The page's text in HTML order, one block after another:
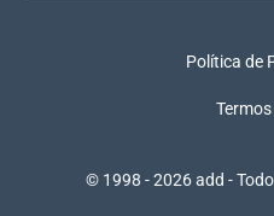
© 1998 - 2026 add -
Política de